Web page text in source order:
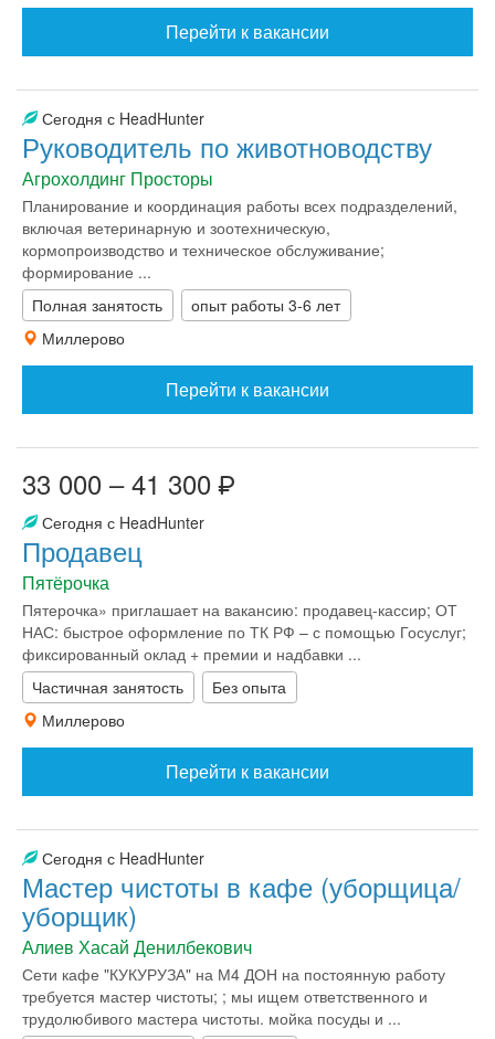
Перейти к вакансии
Сегодня с HeadHunter
Руководитель по животноводству
Агрохолдинг Просторы
Планирование и координация работы всех подразделений,
включая ветеринарную и зоотехническую,
кормопроизводство и техническое обслуживание;
формирование ...
Полная занятость
опыт работы 3-6 лет
Миллерово
Перейти к вакансии
33 000 – 41 300
Сегодня с HeadHunter
Продавец
Пятёрочка
Пятерочка» приглашает на вакансию: продавец-кассир; ОТ
НАС: быстрое оформление по ТК РФ – с помощью Госуслуг;
фиксированный оклад + премии и надбавки ...
Частичная занятость
Без опыта
Миллерово
Перейти к вакансии
Сегодня с HeadHunter
Мастер чистоты в кафе (уборщица/
уборщик)
Алиев Хасай Денилбекович
Сети кафе "КУКУРУЗА" на М4 ДОН на постоянную работу
требуется мастер чистоты; ; мы ищем ответственного и
трудолюбивого мастера чистоты. мойка посуды и ...